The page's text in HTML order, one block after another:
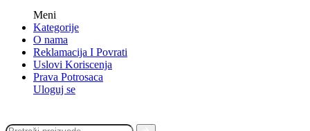
Meni
Kategorije
O nama
Reklamacija I Povrati
Uslovi Koriscenja
Prava Potrosaca
Uloguj se